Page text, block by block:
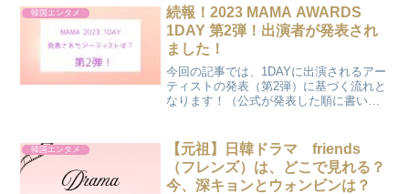
のソナタ』について書いていきます♪『冬
のソナタ』とは？『...
韓国エンタメ
続報！2023 MAMA AWARDS
1DAY 第2弾！出演者が発表され
ました！
今回の記事では、1DAYに出演されるアー
ティストの発表（第2弾）に基づく流れと
なります！（公式が発表した順に書いて
に書いていきます‼︎TOMORROW X
TOG...
韓国エンタメ
【元祖】日韓ドラマ friends
（フレンズ）は、どこで見れる？
今、深キョンとウォンビンは？